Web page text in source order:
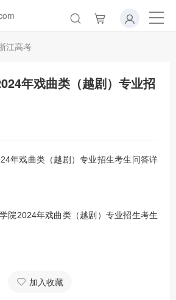
江高考
年戏曲类（越剧）专业招
戏曲类（越剧）专业招生考生问答详
2024年戏曲类（越剧）专业招生考生
加入收藏